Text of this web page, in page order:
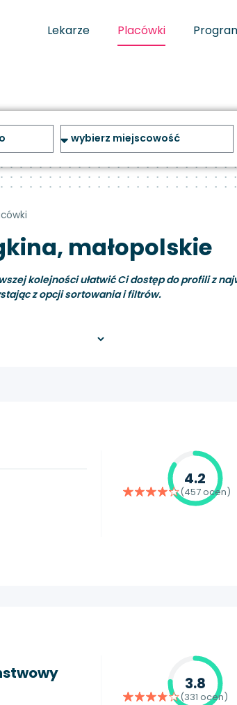
Lekarze Placówki
małopolskie
kolejności ułatwić Ci dostęp do profili z
z opcji sortowania i filtrów.
4.2
(457 ocen)
3.8
(331 ocen)